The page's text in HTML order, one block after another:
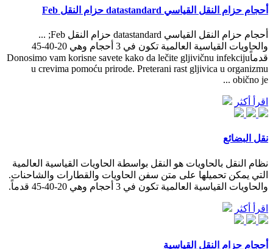
أحجام حزام النقل القياسي datastandard حزام النقل Feb
أحجام حزام النقل القياسي datastandard حزام النقل Feb; ...
والحاويات القياسية العالمية تكون في 3 أحجام وهي 20-40-45
قدماًDonosimo vam korisne savete kako da lečite gljivičnu infekciju
u crevima pomoću prirode. Preterani rast gljivica u organizmu
obično je ...
اقرأ أكثر
نقل البضائع
نظام النقل بالحاويات هو النقل بواسطة الحاويات القياسية العالمية
التي يمكن تحميلها على متن سفن الحاويات والقطارات والشاحنات.
والحاويات القياسية العالمية تكون في 3 أحجام وهي 20-40-45 قدماً.
اقرأ أكثر
أحجام حزام النقل القياسية